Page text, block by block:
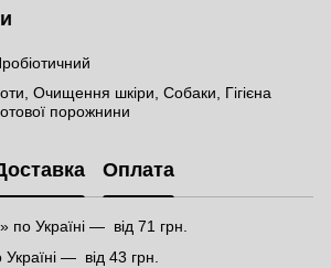
Очищення шкіри, Собаки, Гігієна
порожнини
Оплата
Україні — від 71 грн.
— від 43 грн.